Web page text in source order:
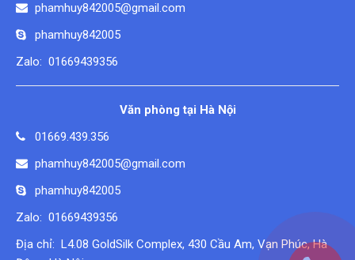
phamhuy842005@gmail.com
phamhuy842005
Zalo: 01669439356
Văn phòng tại Hà Nội
01669.439.356
phamhuy842005@gmail.com
phamhuy842005
Zalo: 01669439356
Địa chỉ: L4.08 GoldSilk Complex, 430 Cầu Am, Vạn Phúc, Hà